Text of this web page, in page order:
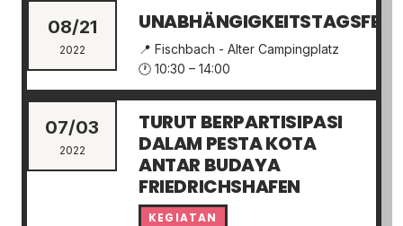
08/21
2022
📍 Fischbach - Alter Campingplatz
🕐 10:30 – 14:00
07/03
2022
TURUT BERPARTISIPASI
DALAM PESTA KOTA
ANTAR BUDAYA
FRIEDRICHSHAFEN
KEGIATAN